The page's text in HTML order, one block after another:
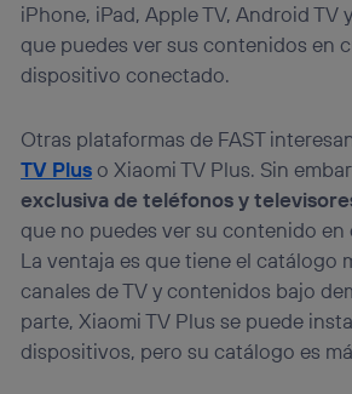
iPhone, iPad, Apple TV, Android TV
que puedes ver sus contenidos en
dispositivo conectado.
Otras plataformas de FAST
TV Pluso Xiaomi TV Plus. Sin
exclusiva de teléfonos y
que no puedes ver su contenido
La ventaja es que tiene el catálogo
canales de TV y contenidos bajo
parte, Xiaomi TV Plus se puede
dispositivos, pero su catálogo es